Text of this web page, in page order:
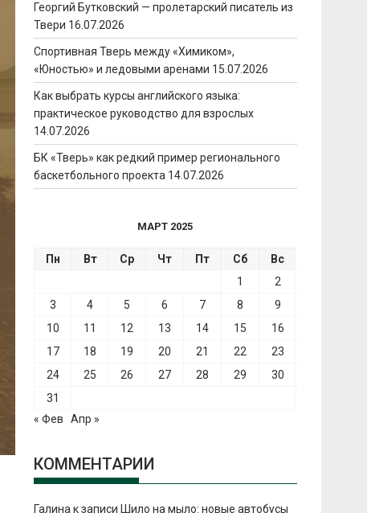
Георгий Бутковский — пролетарский писатель из
Твери 16.07.2026
Спортивная Тверь между «Химиком»,
«Юностью» и ледовыми аренами 15.07.2026
Как выбрать курсы английского языка:
практическое руководство для взрослых
14.07.2026
БК «Тверь» как редкий пример регионального
баскетбольного проекта 14.07.2026
МАРТ 2025
Пн Вт Ср Чт Пт Сб
Вс
1
2
3
4 5 6 7 8
9
10
11 12 13 14 15
16
17
18 19 20 21 22
23
24
25 26 27 28 29
30
31
« Фев
Апр »
КОММЕНТАРИИ
Галина к записи Шило на мыло: новые автобусы